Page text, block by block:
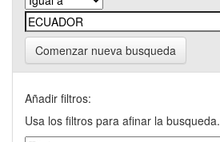
Comenzar nueva busqueda
Añadir filtros:
Usa los filtros para afinar la busqueda.